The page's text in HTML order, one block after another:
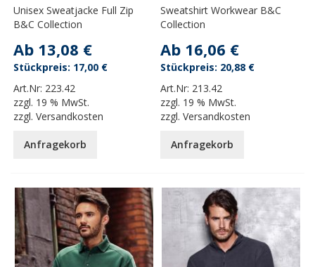
Unisex Sweatjacke Full Zip
B&C Collection
Ab 13,08 €
Art.Nr: 223.42
zzgl. 19 % MwSt.
zzgl.Versandkosten
17,00 €
Anfragekorb
Sweatshirt Workwear B&C
Collection
Ab 16,06 €
Art.Nr: 213.42
zzgl. 19 % MwSt.
zzgl.Versandkosten
20,88 €
Anfragekorb